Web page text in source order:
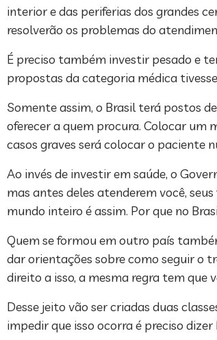
interior e das periferias dos grandes
resolverão os problemas do
É preciso também investir pesado e
propostas da categoria médica
Somente assim, o Brasil terá postos
oferecer a quem procura. Colocar um
casos graves será colocar o paciente
Ao invés de investir em saúde, o
mas antes deles atenderem você,
mundo inteiro é assim. Por que no
Quem se formou em outro país
dar orientações sobre como seguir o
direito a isso, a mesma regra tem que
Desse jeito vão ser criadas duas
impedir que isso ocorra é preciso